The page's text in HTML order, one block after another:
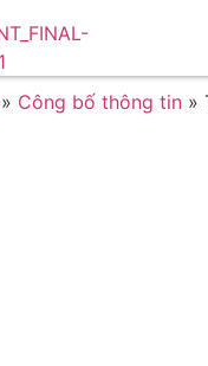
» Công bố thông tin »